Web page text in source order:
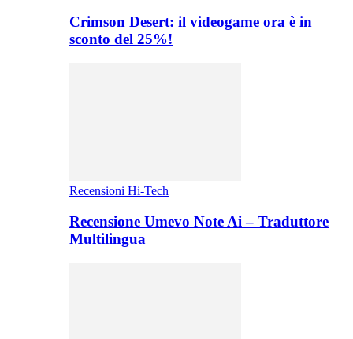
Crimson Desert: il videogame ora è in
sconto del 25%!
Recensioni Hi-Tech
Recensione Umevo Note Ai – Traduttore
Multilingua